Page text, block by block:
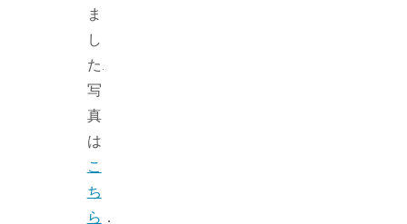
ま
し
た.
写
真
は
こ
ち
ら ．